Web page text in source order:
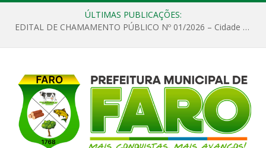
ÚLTIMAS PUBLICAÇÕES:
EDITAL DE CHAMAMENTO PÚBLICO Nº 01/2026 – Cidade de Faro